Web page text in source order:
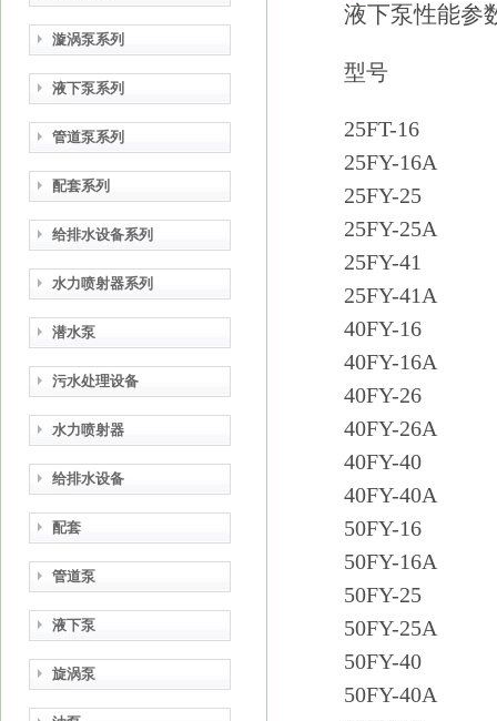
漩涡泵系列
液下泵系列
管道泵系列
配套系列
给排水设备系列
水力喷射器系列
潜水泵
污水处理设备
水力喷射器
给排水设备
配套
管道泵
液下泵
旋涡泵
液下泵性能参
型号
25FT-16
25FY-16A
25FY-25
25FY-25A
25FY-41
25FY-41A
40FY-16
40FY-16A
40FY-26
40FY-26A
40FY-40
40FY-40A
50FY-16
50FY-16A
50FY-25
50FY-25A
50FY-40
50FY-40A